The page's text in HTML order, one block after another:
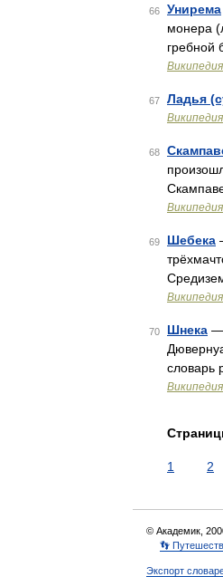
66 Унирема
монера
гребной
Википедия
67 Ладья
Википедия
68
Википедия
69 Шебека
Википедия
70 Шнека —
словарь
Википедия
1 2
© Академик,
👣
Экспорт